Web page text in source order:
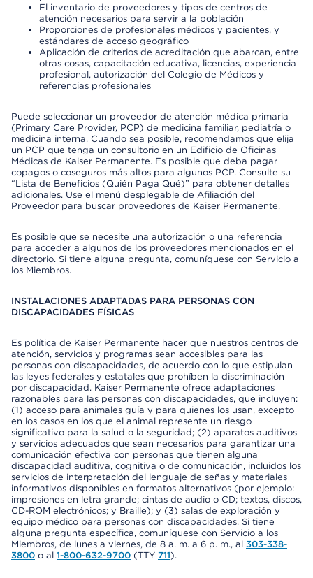
El inventario de proveedores y tipos de centros de
atención necesarios para servir a la población
Proporciones de profesionales médicos y pacientes, y
estándares de acceso geográfico
Aplicación de criterios de acreditación que abarcan, entre
otras cosas, capacitación educativa, licencias, experiencia
profesional, autorización del Colegio de Médicos y
referencias profesionales
Puede seleccionar un proveedor de atención médica primaria
(Primary Care Provider, PCP) de medicina familiar, pediatría o
medicina interna. Cuando sea posible, recomendamos que elija
un PCP que tenga un consultorio en un Edificio de Oficinas
Médicas de Kaiser Permanente. Es posible que deba pagar
copagos o coseguros más altos para algunos PCP. Consulte su
“Lista de Beneficios (Quién Paga Qué)” para obtener detalles
adicionales. Use el menú desplegable de Afiliación del
Proveedor para buscar proveedores de Kaiser Permanente.
Es posible que se necesite una autorización o una referencia
para acceder a algunos de los proveedores mencionados en el
directorio. Si tiene alguna pregunta, comuníquese con Servicio a
los Miembros.
INSTALACIONES ADAPTADAS PARA PERSONAS CON
DISCAPACIDADES FÍSICAS
Es política de Kaiser Permanente hacer que nuestros centros de
atención, servicios y programas sean accesibles para las
personas con discapacidades, de acuerdo con lo que estipulan
las leyes federales y estatales que prohíben la discriminación
por discapacidad. Kaiser Permanente ofrece adaptaciones
razonables para las personas con discapacidades, que incluyen:
(1) acceso para animales guía y para quienes los usan, excepto
en los casos en los que el animal represente un riesgo
significativo para la salud o la seguridad; (2) aparatos auditivos
y servicios adecuados que sean necesarios para garantizar una
comunicación efectiva con personas que tienen alguna
discapacidad auditiva, cognitiva o de comunicación, incluidos los
servicios de interpretación del lenguaje de señas y materiales
informativos disponibles en formatos alternativos (por ejemplo:
impresiones en letra grande; cintas de audio o CD; textos, discos,
CD-ROM electrónicos; y Braille); y (3) salas de exploración y
equipo médico para personas con discapacidades. Si tiene
alguna pregunta específica, comuníquese con Servicio a los
Miembros, de lunes a viernes, de 8 a. m. a 6 p. m., al 303-338-
3800 o al 1-800-632-9700 (TTY 711).